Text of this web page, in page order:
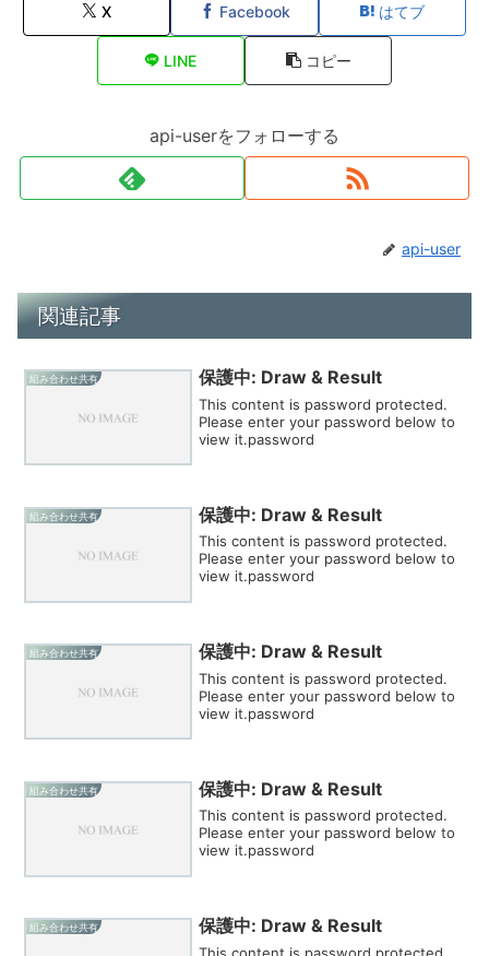
X Facebook はてブ
LINE コピー
api-userをフォローする
api-user
関連記事
組み合わせ共有 保護中: Draw & Result
This content is password protected.
Please enter your password below to
view it.password
組み合わせ共有 保護中: Draw & Result
This content is password protected.
Please enter your password below to
view it.password
組み合わせ共有 保護中: Draw & Result
This content is password protected.
Please enter your password below to
view it.password
組み合わせ共有 保護中: Draw & Result
This content is password protected.
Please enter your password below to
view it.password
組み合わせ共有 保護中: Draw & Result
This content is password protected.